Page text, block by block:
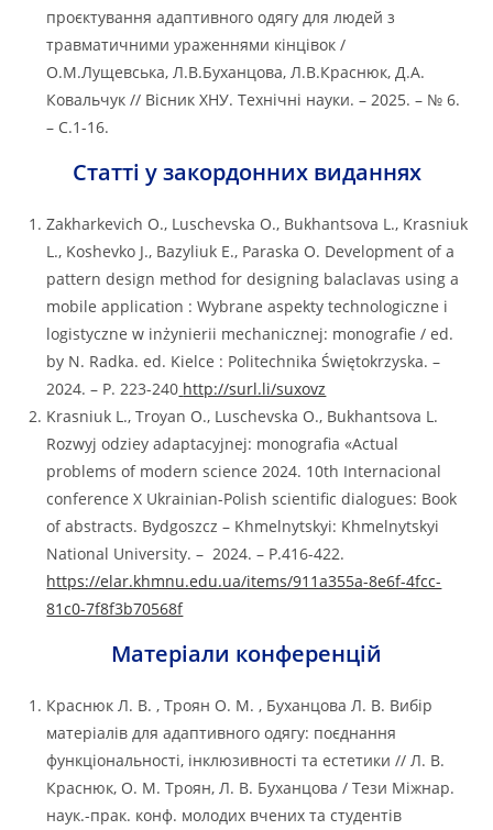
проєктування адаптивного одягу для людей з
травматичними ураженнями кінцівок /
О.М.Лущевська, Л.В.Буханцова, Л.В.Краснюк, Д.А.
Ковальчук // Вісник ХНУ. Технічні науки. – 2025. – № 6.
– С.1-16.
Статті у закордонних виданнях
Zakharkevich O., Luschevska O., Bukhantsova L., Krasniuk
L., Koshevko J., Bazyliuk E., Paraska O. Development of a
pattern design method for designing balaclavas using a
mobile application : Wybrane aspekty technologiczne i
logistyczne w inżynierii mechanicznej: monografie / ed.
by N. Radka. ed. Kielce : Politechnika Świętokrzyska. –
2024. – Р. 223-240 http://surl.li/suxovz
Krasniuk L., Troyan O., Luschevska О., Bukhantsova L.
Rozwуj odziey adaptacyjnej: monografia «Аctual
problems of modern science 2024. 10th Іnternacional
conference X Ukrainian-Polish scientific dialogues: Book
of abstracts. Bydgoszcz – Khmelnytskyi: Khmelnytskyi
National University. – 2024. – P.416-422.
https://elar.khmnu.edu.ua/items/911a355a-8e6f-4fcc-
81c0-7f8f3b70568f
Матеріали конференцій
Краснюк Л. В. , Троян О. М. , Буханцова Л. В. Вибір
матеріалів для адаптивного одягу: поєднання
функціональності, інклюзивності та естетики // Л. В.
Краснюк, О. М. Троян, Л. В. Буханцова / Тези Міжнар.
наук.-прак. конф. молодих вчених та студентів